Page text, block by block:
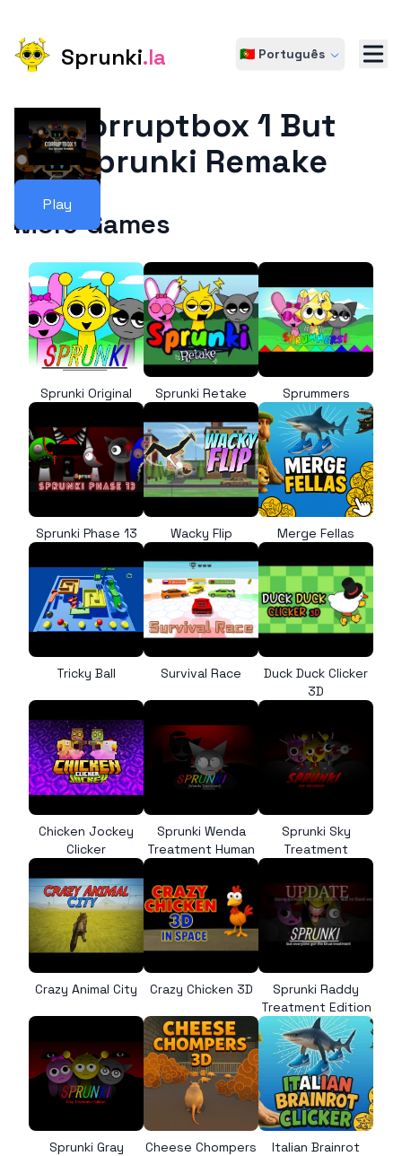
Sprunki.la 🇵🇹 Português
Play
Corruptbox 1 But
Sprunki Remake
More Games
Sprunki Original Sprunki Retake Sprummers
Sprunki Phase 13 Wacky Flip Merge Fellas
Tricky Ball Survival Race
Duck Duck Clicker
3D
Chicken Jockey
Clicker
Sprunki Wenda
Treatment Human
Sprunki Sky
Treatment
Crazy Animal City Crazy Chicken 3D
Sprunki Raddy
Treatment Edition
Sprunki Gray
Cheese Chompers
Italian Brainrot